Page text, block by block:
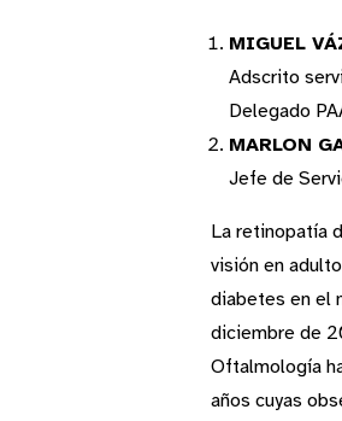
MIGUEL
Adscrito
Delegado
MARLON
Jefe de
La retinopatía
visión en
diabetes en el
diciembre de
Oftalmología
años cuyas